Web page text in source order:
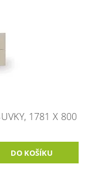
1781 X 800